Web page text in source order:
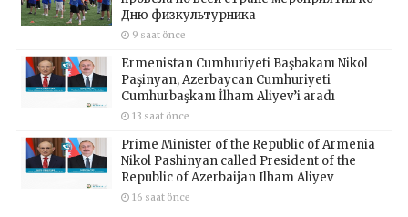
Дню физкультурника
9 saat önce
Ermenistan Cumhuriyeti Başbakanı Nikol
Paşinyan, Azerbaycan Cumhuriyeti
Cumhurbaşkanı İlham Aliyev’i aradı
13 saat önce
Prime Minister of the Republic of Armenia
Nikol Pashinyan called President of the
Republic of Azerbaijan Ilham Aliyev
16 saat önce